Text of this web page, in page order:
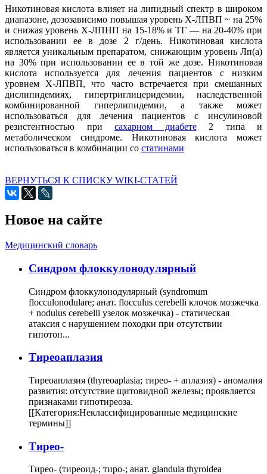
Никотиновая кислота влияет на липидный спектр в широком
диапазоне, дозозависимо повышая уровень Х-ЛПВП ~ на 25%
и снижая уровень Х-ЛПНП на 15-18% и ТГ — на 20-40% при
использовании ее в дозе 2 г/день. Никотиновая кислота
является уникальным препаратом, снижающим уровень Лп(а)
на 30% при использовании ее в той же дозе. Никотиновая
кислота используется для лечения пациентов с низким
уровнем Х-ЛПВП, что часто встречается при смешанных
дислипидемиях, гипертриглицеридемии, наследственной
комбинированной гиперлипидемии, а также может
использоваться для лечения пациентов с инсулиновой
резистентностью при сахарном диабете2 типа и
метаболическом синдроме. Никотиновая кислота может
использоваться в комбинации со статинами
ВЕРНУТЬСЯ К СПИСКУ WIKI-СТАТЕЙ
Новое на сайте
Медицинский словарь
Cиндром флоккулонодулярный
Синдром флоккулонодулярный (syndromum
flocculonodulare; анат. flocculus cerebelli клочок мозжечка
+ nodulus cerebelli узелок мозжечка) - статическая
атаксия с нарушением походки при отсутствии
гипотон...
Тиреоаплазия
Тиреоаплазия (thyreoaplasia; тирео- + аплазия) - аномалия
развития: отсутствие щитовидной железы; проявляется
признаками гипотиреоза.
[[Категория:Неклассифицированные медицинские
термины]]
Тирео-
Тирео- (тиреоид-; тиро-; анат. glandula thyroidea